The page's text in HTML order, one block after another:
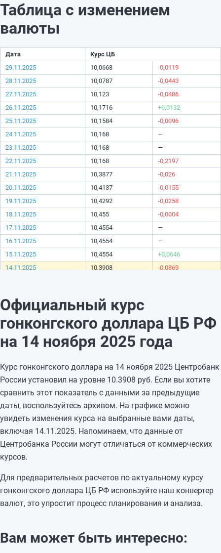
Таблица с изменением
валюты
Дата
Курс ЦБ
29.11.2025
10,0668
-0,0119
28.11.2025
10,0787
-0,0443
27.11.2025
10,123
-0,0486
26.11.2025
10,1716
+0,0132
25.11.2025
10,1584
-0,0096
24.11.2025
10,168
—
23.11.2025
10,168
—
22.11.2025
10,168
-0,2197
21.11.2025
10,3877
-0,026
20.11.2025
10,4137
-0,0155
19.11.2025
10,4292
-0,0258
18.11.2025
10,455
-0,0004
17.11.2025
10,4554
—
16.11.2025
10,4554
—
15.11.2025
10,4554
+0,0646
14.11.2025
10,3908
-0,0869
11.11.2025
10,4399
10.11.2025
10,4633
—
09.11.2025
10,4633
08.11.2025
10,4633
-0,0221
02.11.2025
10,4283
-0,0108
01.11.2025
10,4391
+0,0568
31.10.2025
Официальный курс
гонконгского доллара ЦБ РФ
на 14 ноября 2025 года
Курс гонконгского доллара на 14 ноября 2025 Центробанк
России установил на уровне 10.3908 руб. Если вы хотите
сравнить этот показатель с данными за предыдущие
даты, воспользуйтесь архивом. На графике можно
увидеть изменения курса на выбранные вами даты,
включая 14.11.2025. Напоминаем, что данные от
Центробанка России могут отличаться от коммерческих
курсов.
Для предварительных расчетов по актуальному курсу
гонконгского доллара ЦБ РФ используйте наш конвертер
валют, это упростит процесс планирования и анализа.
Вам может быть интересно: